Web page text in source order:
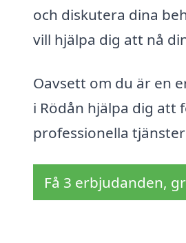
och diskutera dina
vill hjälpa dig att nå
Oavsett om du är en
i Rödån hjälpa dig att
professionella
Få 3 erbjudanden,